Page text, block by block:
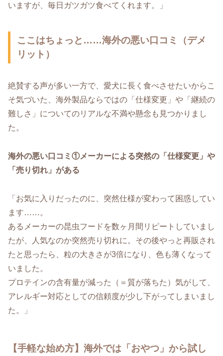
いますが、毎日ガツガツ食べてくれます。」
ここはちょっと……海外の悪い口コミ（デメ
リット）
絶賛する声が多い一方で、愛犬に長く食べさせたいからこ
そ気づいた、海外製品ならではの「仕様変更」や「継続の
難しさ」についてのリアルな不満や懸念も見つかりまし
た。
海外の悪い口コミ①メーカーによる突然の「仕様変更」や
「売り切れ」がある
「お気に入りだったのに、突然仕様が変わって困惑してい
ます……。
あるメーカーの昆虫フードを数ヶ月間リピートしていまし
たが、人気なのか突然売り切れに。その後やっと再販され
たと思ったら、粒の大きさが3倍になり、色も薄くなって
いました。
プロテインの含有量が減った（＝質が落ちた）気がして、
アレルギー対応としての信頼度が少し下がってしまいまし
た。」
【手軽な始め方】海外では「おやつ」から試し